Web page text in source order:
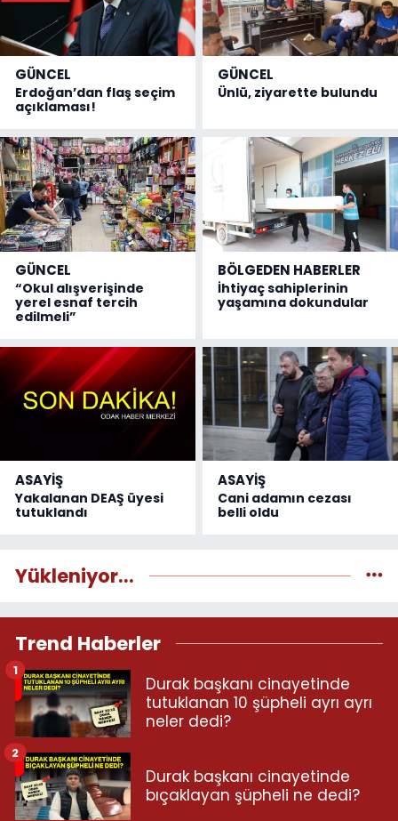
GÜNCEL
Erdoğan’dan flaş seçim
açıklaması!
GÜNCEL
Ünlü, ziyarette bulundu
GÜNCEL
“Okul alışverişinde
yerel esnaf tercih
edilmeli”
BÖLGEDEN HABERLER
İhtiyaç sahiplerinin
yaşamına dokundular
ASAYİŞ
Yakalanan DEAŞ üyesi
tutuklandı
ASAYİŞ
Cani adamın cezası
belli oldu
Yükleniyor...
Trend Haberler
Durak başkanı cinayetinde
tutuklanan 10 şüpheli ayrı ayrı
neler dedi?
1
Durak başkanı cinayetinde
bıçaklayan şüpheli ne dedi?
2